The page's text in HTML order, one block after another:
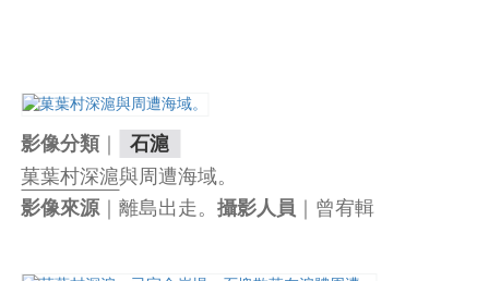
影像分類｜ 石滬
菓葉村深滬與周遭海域。
影像來源｜離島出走。攝影人員 ｜曾宥輯